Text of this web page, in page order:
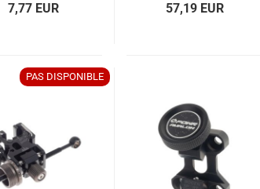
7,77 EUR 57,19 EUR
PAS DISPONIBLE